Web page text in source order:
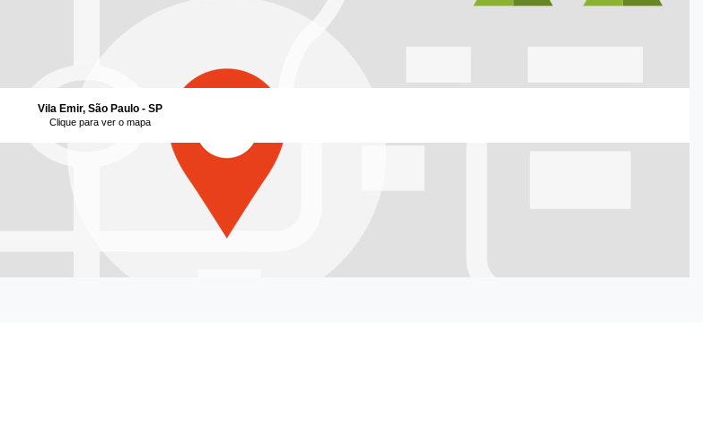
Vila Emir, São Paulo - SP
Clique para ver o mapa